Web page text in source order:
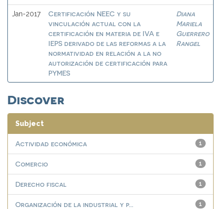
Jan-2017
Certificación NEEC y su
vinculación actual con la
certificación en materia de IVA e
IEPS derivado de las reformas a la
normatividad en relación a la no
autorización de certificación para
PYMES
Diana
Mariela
Guerrero
Rangel
Discover
Subject
1
Actividad económica
1
Comercio
1
Derecho fiscal
1
Organización de la industrial y p...